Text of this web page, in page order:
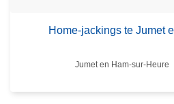
Home-jackings te Jumet
Plaats
Jumet en Ham-sur-Heure